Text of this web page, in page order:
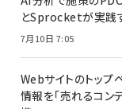
とSprocketが実践
7月10日 7:05
Webサイトのトッ
情報を「売れるコン